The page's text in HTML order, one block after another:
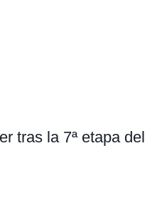
tras la 7ª etapa del